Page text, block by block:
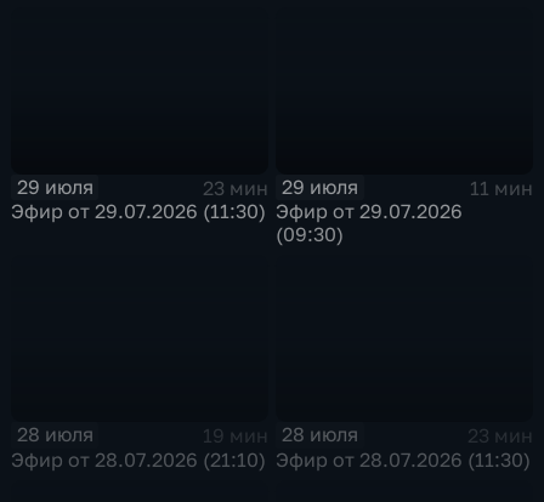
29 июля
23 мин
Эфир от 29.07.2026 (11:30)
29 июля
11 мин
Эфир от 29.07.2026
(09:30)
28 июля
19 мин
Эфир от 28.07.2026 (21:10)
28 июля
23 мин
Эфир от 28.07.2026 (11:30)